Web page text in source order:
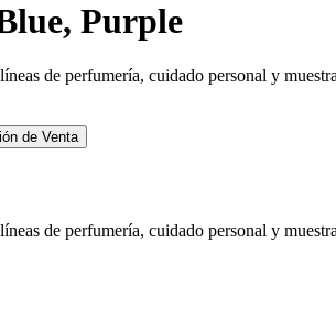
Purple
de perfumería, cuidado personal y
de Venta
de perfumería, cuidado personal y